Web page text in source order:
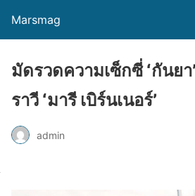
Marsmag
มัดรวดความเซ็กซี่ ‘กันยา
ราวี ‘มารี เบิร์นเนอร์’
admin